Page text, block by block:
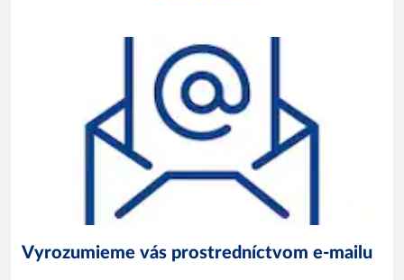
Vyrozumieme vás prostredníctvom e-mailu